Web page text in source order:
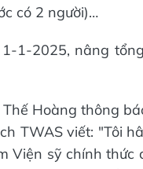
có 2 người)…
1-2025, nâng
Hoàng thông
TWAS viết: "Tôi
Viện sỹ chính thức